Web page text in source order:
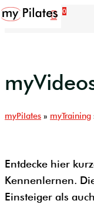
Skip
account
0
Menu
myPilates » myTraining
Entdecke hier
Kennenlernen.
Einsteiger als